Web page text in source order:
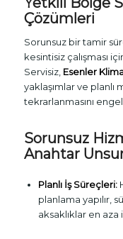
Çözümleri
Sorunsuz bir tamir
kesintisiz çalışması
Servisiz, Esenler
yaklaşımlar ve planlı
tekrarlanmasını
Sorunsuz
Anahtar
Planlı İş Süreçleri:
planlama yapılır,
aksaklıklar en aza